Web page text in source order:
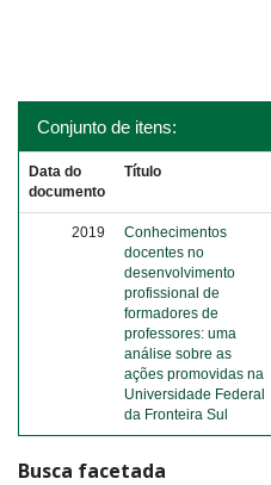
Conjunto de itens:
Data do
documento
Título
2019
Conhecimentos
docentes no
desenvolvimento
profissional de
formadores de
professores: uma
análise sobre as
ações promovidas na
Universidade Federal
da Fronteira Sul
Busca facetada